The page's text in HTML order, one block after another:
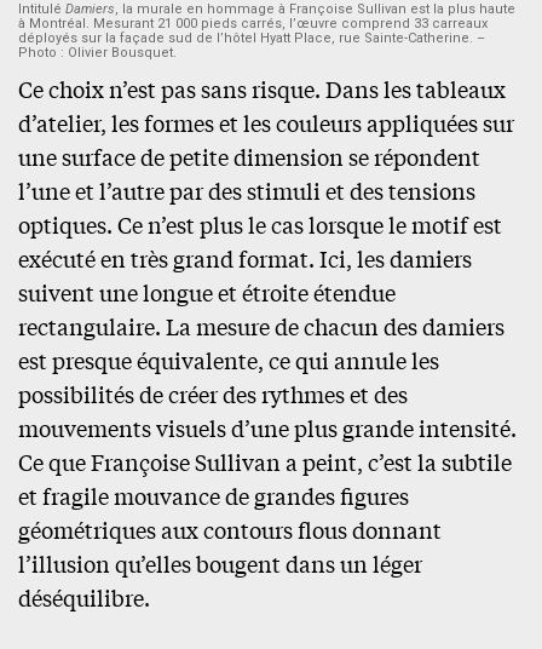
Intitulé Damiers, la murale en hommage à Françoise Sullivan est la plus haute
à Montréal. Mesurant 21 000 pieds carrés, l’œuvre comprend 33 carreaux
déployés sur la façade sud de l’hôtel Hyatt Place, rue Sainte-Catherine. –
Photo : Olivier Bousquet.
Ce choix n’est pas sans risque. Dans les tableaux
d’atelier, les formes et les couleurs appliquées sur
une surface de petite dimension se répondent
l’une et l’autre par des stimuli et des tensions
optiques. Ce n’est plus le cas lorsque le motif est
exécuté en très grand format. Ici, les damiers
suivent une longue et étroite étendue
rectangulaire. La mesure de chacun des damiers
est presque équivalente, ce qui annule les
possibilités de créer des rythmes et des
mouvements visuels d’une plus grande intensité.
Ce que Françoise Sullivan a peint, c’est la subtile
et fragile mouvance de grandes figures
géométriques aux contours flous donnant
l’illusion qu’elles bougent dans un léger
déséquilibre.